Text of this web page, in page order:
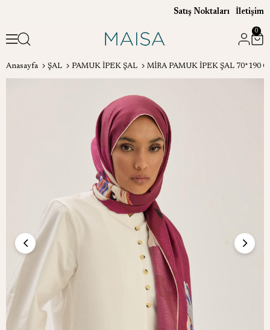
Satış Noktaları İletişim
0
Anasayfa ŞAL PAMUK İPEK ŞAL MİRA PAMUK İPEK ŞAL 70*190